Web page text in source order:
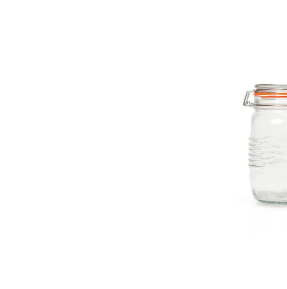
6.
10